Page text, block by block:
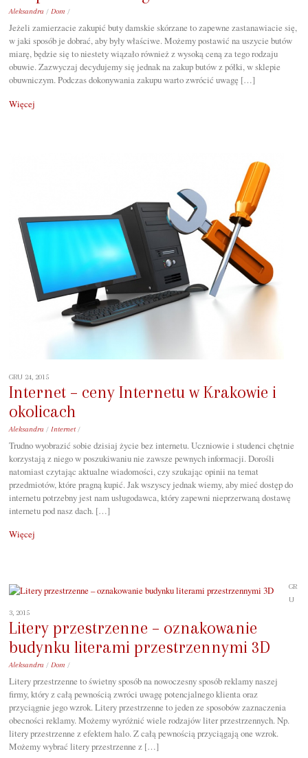
Aleksandra / Dom /
Jeżeli zamierzacie zakupić buty damskie skórzane to zapewne zastanawiacie się,
w jaki sposób je dobrać, aby były właściwe. Możemy postawić na uszycie butów
miarę, będzie się to niestety wiązało również z wysoką ceną za tego rodzaju
obuwie. Zazwyczaj decydujemy się jednak na zakup butów z półki, w sklepie
obuwniczym. Podczas dokonywania zakupu warto zwrócić uwagę […]
Więcej
GRU 24, 2015
Internet – ceny Internetu w Krakowie i
okolicach
Aleksandra / Internet /
Trudno wyobrazić sobie dzisiaj życie bez internetu. Uczniowie i studenci chętnie
korzystają z niego w poszukiwaniu nie zawsze pewnych informacji. Dorośli
natomiast czytając aktualne wiadomości, czy szukając opinii na temat
przedmiotów, które pragną kupić. Jak wszyscy jednak wiemy, aby mieć dostęp do
internetu potrzebny jest nam usługodawca, który zapewni nieprzerwaną dostawę
internetu pod nasz dach. […]
Więcej
GR
U
3, 2015
Litery przestrzenne – oznakowanie
budynku literami przestrzennymi 3D
Aleksandra / Dom /
Litery przestrzenne to świetny sposób na nowoczesny sposób reklamy naszej
firmy, który z całą pewnością zwróci uwagę potencjalnego klienta oraz
przyciągnie jego wzrok. Litery przestrzenne to jeden ze sposobów zaznaczenia
obecności reklamy. Możemy wyróżnić wiele rodzajów liter przestrzennych. Np.
litery przestrzenne z efektem halo. Z całą pewnością przyciągają one wzrok.
Możemy wybrać litery przestrzenne z […]